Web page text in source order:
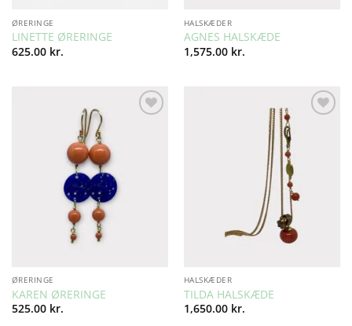
ØRERINGE
LINETTE ØRERINGE
625.00 kr.
HALSKÆDER
AGNES HALSKÆDE
1,575.00 kr.
ØRERINGE
KAREN ØRERINGE
525.00 kr.
HALSKÆDER
TILDA HALSKÆDE
1,650.00 kr.